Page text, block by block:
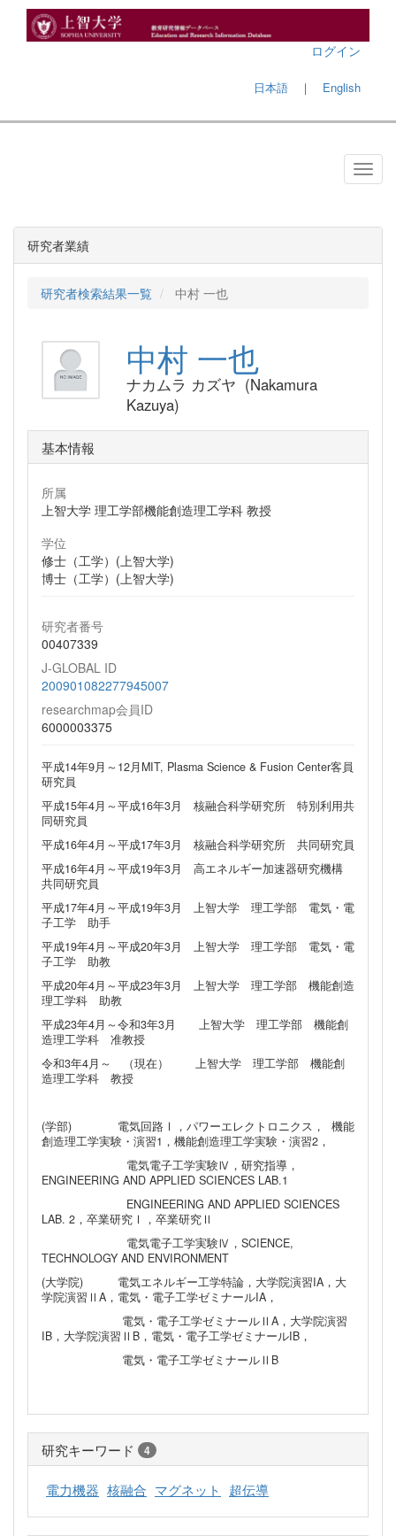
ログイン
日本語 ｜ English
研究者業績
研究者検索結果一覧 中村 一也
中村 一也
ナカムラ カズヤ (Nakamura
Kazuya)
基本情報
所属
上智大学 理工学部機能創造理工学科 教授
学位
修士（工学）(上智大学)
博士（工学）(上智大学)
研究者番号
00407339
J-GLOBAL ID
200901082277945007
researchmap会員ID
6000003375
平成14年9月～12月MIT, Plasma Science & Fusion Center客員
研究員
平成15年4月～平成16年3月 核融合科学研究所 特別利用共
同研究員
平成16年4月～平成17年3月 核融合科学研究所 共同研究員
平成16年4月～平成19年3月 高エネルギー加速器研究機構
共同研究員
平成17年4月～平成19年3月 上智大学 理工学部 電気・電
子工学 助手
平成19年4月～平成20年3月 上智大学 理工学部 電気・電
子工学 助教
平成20年4月～平成23年3月 上智大学 理工学部 機能創造
理工学科 助教
平成23年4月～令和3年3月 上智大学 理工学部 機能創
造理工学科 准教授
令和3年4月～ （現在） 上智大学 理工学部 機能創
造理工学科 教授
(学部) 電気回路Ⅰ，パワーエレクトロニクス， 機能
創造理工学実験・演習1，機能創造理工学実験・演習2，
電気電子工学実験Ⅳ，研究指導，
ENGINEERING AND APPLIED SCIENCES LAB.1
ENGINEERING AND APPLIED SCIENCES
LAB. 2，卒業研究Ⅰ，卒業研究Ⅱ
電気電子工学実験Ⅳ，SCIENCE,
TECHNOLOGY AND ENVIRONMENT
(大学院) 電気エネルギー工学特論，大学院演習IA，大
学院演習ⅡA，電気・電子工学ゼミナールIA，
電気・電子工学ゼミナールⅡA，大学院演習
IB，大学院演習ⅡB，電気・電子工学ゼミナールIB，
電気・電子工学ゼミナールⅡB
研究キーワード 4
電力機器 核融合 マグネット 超伝導